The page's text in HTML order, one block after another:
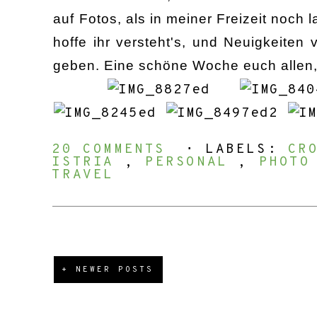
auf Fotos, als in meiner Freizeit noch
hoffe ihr versteht's, und Neuigkeiten
geben. Eine schöne Woche euch
20 COMMENTS ⋅ LABELS:
ISTRIA , PERSONAL ,
TRAVEL
+ NEWER POSTS